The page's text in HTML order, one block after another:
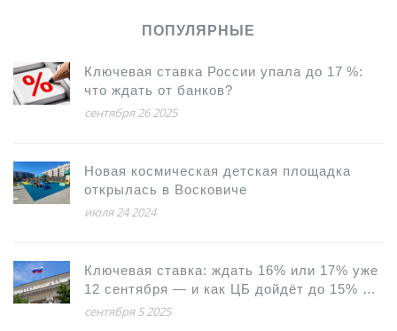
ПОПУЛЯРНЫЕ
Ключевая ставка России упала до 17 %:
что ждать от банков?
сентября 26 2025
Новая космическая детская площадка
открылась в Восковиче
июля 24 2024
Ключевая ставка: ждать 16% или 17% уже
12 сентября — и как ЦБ дойдёт до 15% в
2025 году
сентября 5 2025